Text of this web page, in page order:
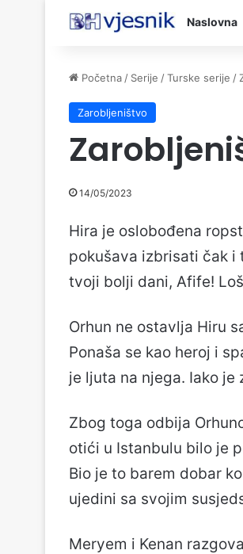
Naslovna
Početna / Serije /Turske serije /
Zarobljeništvo
14/05/2023
Hira je oslobođena
pokušava izbrisati čak i
tvoji bolji dani, Afife!
Orhun ne ostavlja Hiru
Ponaša se kao heroj i
je ljuta na njega. Iako
Zbog toga odbija
otići u Istanbulu bilo je
Bio je to barem dobar
ujedini sa svojim
Meryem i Kenan